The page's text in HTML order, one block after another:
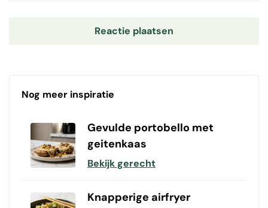
Nog meer inspiratie
Gevulde portobello met
geitenkaas
Bekijk gerecht
Knapperige airfryer